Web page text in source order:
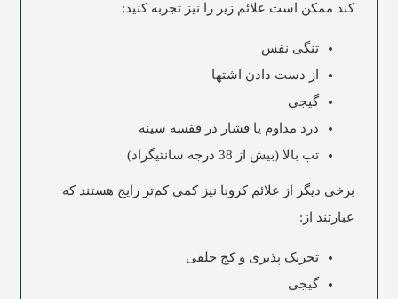
کند ممکن است علائم زیر را نیز تجربه کنید:
تنگی نفس
از دست دادن اشتها
گیجی
درد مداوم یا فشار در قفسه سینه
تب بالا (بیش از 38 درجه سانتیگراد)
برخی دیگر از علائم کرونا نیز کمی کم‌تر رایج هستند که
عبارتند از:
تحریک پذیری و کج خلقی
گیجی